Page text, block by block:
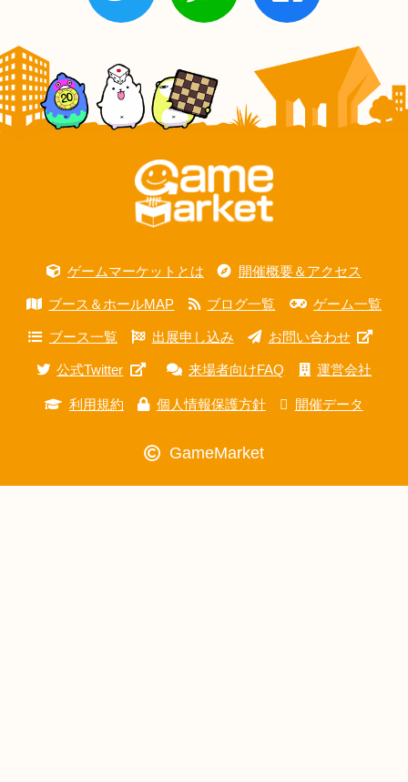
ゲームマーケットとは 開催概要＆アクセス
ブース＆ホールMAP ブログ一覧 ゲーム一覧
ブース一覧 出展申し込み お問い合わせ
公式Twitter 来場者向けFAQ 運営会社
利用規約 個人情報保護方針 開催データ
GameMarket